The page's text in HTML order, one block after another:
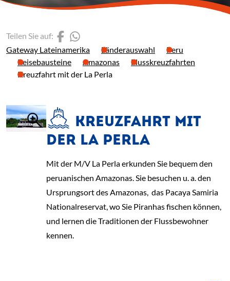
Gateway Lateinamerika Länderauswahl
Peru
Reisebausteine
Amazonas
Flusskreuzfahrten
Kreuzfahrt mit der La Perla
Teilen Sie auf: (Link öffnet einen neuen
KREUZFAHRT MIT
DER LA PERLA
Mit der M/V La Perla erkunden Sie bequem den
peruanischen Amazonas. Sie besuchen u. a. den
Ursprungsort des Amazonas, das Pacaya Samiria
Nationalreservat, wo Sie Piranhas fischen können,
und lernen die Traditionen der Flussbewohner
kennen.